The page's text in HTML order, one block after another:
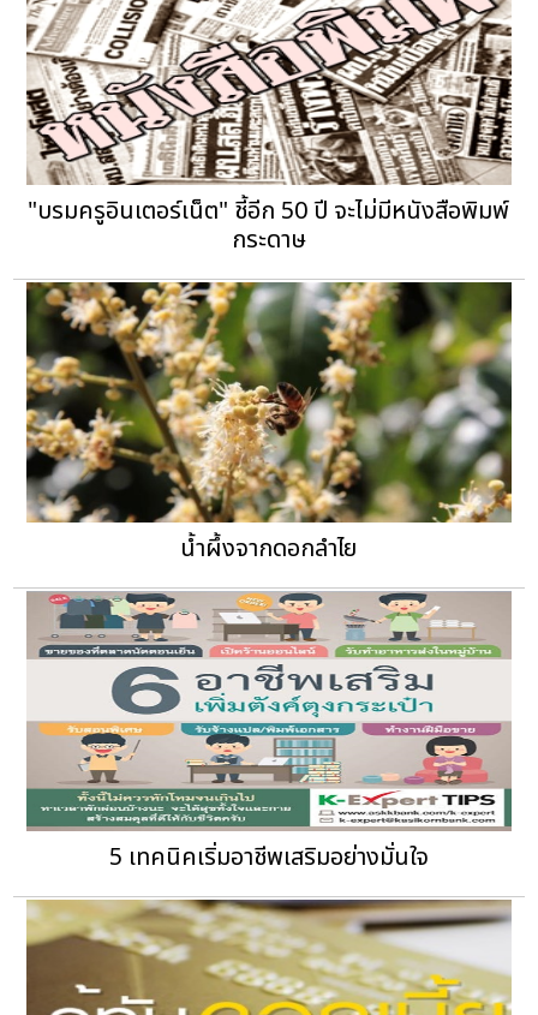
"บรมครูอินเตอร์เน็ต" ชี้อีก 50 ปี จะไม่มีหนังสือพิมพ์
กระดาษ
น้ำผึ้งจากดอกลำไย
5 เทคนิคเริ่มอาชีพเสริมอย่างมั่นใจ